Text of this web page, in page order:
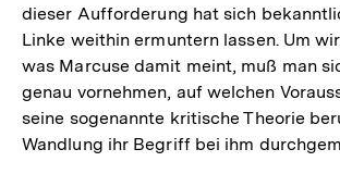
dieser Aufforderung hat sich
Linke weithin ermuntern lassen. Um
was Marcuse damit meint, muß man
genau vornehmen, auf welchen
seine sogenannte kritische Theorie
Wandlung ihr Begriff bei ihm